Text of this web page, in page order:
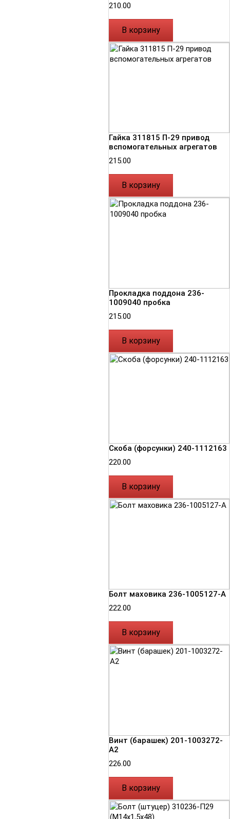
210.00
В корзину
Гайка 311815 П-29 привод
вспомогательных агрегатов
215.00
В корзину
Прокладка поддона 236-
1009040 пробка
215.00
В корзину
Скоба (форсунки) 240-1112163
220.00
В корзину
Болт маховика 236-1005127-А
222.00
В корзину
Винт (барашек) 201-1003272-
А2
226.00
В корзину